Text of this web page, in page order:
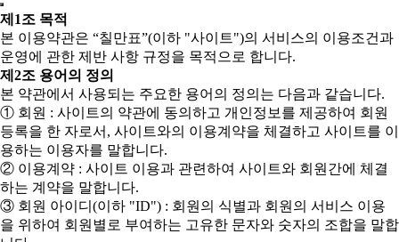
제1조 목적
본 이용약관은 “칠만표”(이하 "사이트")의 서비스의 이용조건과
운영에 관한 제반 사항 규정을 목적으로 합니다.
제2조 용어의 정의
본 약관에서 사용되는 주요한 용어의 정의는 다음과 같습니다.
① 회원 : 사이트의 약관에 동의하고 개인정보를 제공하여 회원
등록을 한 자로서, 사이트와의 이용계약을 체결하고 사이트를 이
용하는 이용자를 말합니다.
② 이용계약 : 사이트 이용과 관련하여 사이트와 회원간에 체결
하는 계약을 말합니다.
③ 회원 아이디(이하 "ID") : 회원의 식별과 회원의 서비스 이용
을 위하여 회원별로 부여하는 고유한 문자와 숫자의 조합을 말합